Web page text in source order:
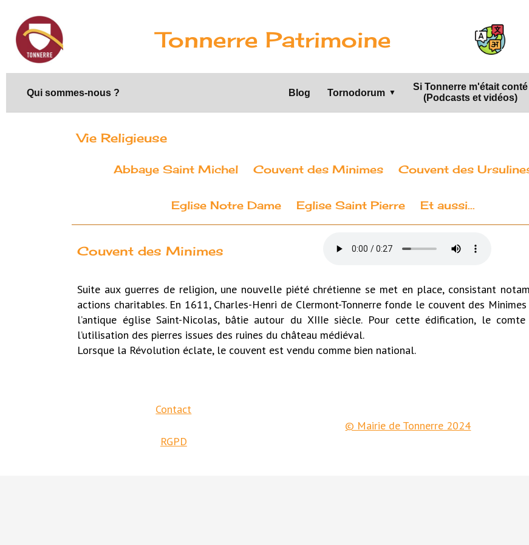
Tonnerre Patrimoine
Qui sommes-nous ? Blog Tornodorum ▼
Si Tonnerre m'était conté
(Podcasts et vidéos)
Vie Religieuse
Abbaye Saint Michel Couvent des Minimes Couvent des
Eglise Notre Dame Eglise Saint Pierre Et aussi...
Couvent des Minimes
Suite aux guerres de religion, une nouvelle piété chrétienne se met en place, consistant
actions charitables. En 1611, Charles-Henri de Clermont-Tonnerre fonde le couvent des
l’antique église Saint-Nicolas, bâtie autour du XIIIe siècle. Pour cette édification, le
l’utilisation des pierres issues des ruines du château médiéval.
Lorsque la Révolution éclate, le couvent est vendu comme bien national.
Contact
RGPD
© Mairie de Tonnerre 2024